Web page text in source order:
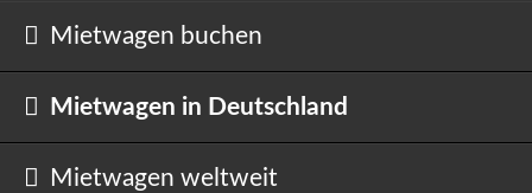
Navigation
Mietwagen buchen
Mietwagen in Deutschland
Mietwagen weltweit